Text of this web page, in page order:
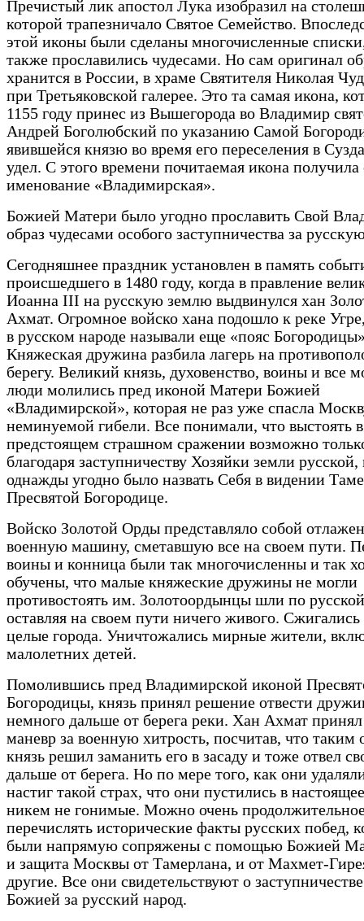
Пречистый лик апостол Лука изобразил на
которой трапезничало Святое Семейство.
этой иконы были сделаны многочисленные
также прославились чудесами. Но сам оригинал
хранится в России, в храме Святителя Николая
при Третьяковской галерее. Это та самая икона,
1155 году принес из Вышегорода во Владимир
Андрей Боголюбский по указанию Самой
явившейся князю во время его переселения в
удел. С этого времени почитаемая икона получила
именование «Владимирская».
Божией Матери было угодно прославить Свой
образ чудесами особого заступничества за
Сегодняшнее праздник установлен в память
происшедшего в 1480 году, когда в правление
Иоанна III на русскую землю выдвинулся хан
Ахмат. Огромное войско хана подошло к реке
в русском народе называли еще «пояс
Княжеская дружина разбила лагерь на
берегу. Великий князь, духовенство, воины и все
люди молились пред иконой Матери Божией
«Владимирской», которая не раз уже спасла
неминуемой гибели. Все понимали, что выстоять в
предстоящем страшном сражении возможно
благодаря заступничеству Хозяйки земли русской,
однажды угодно было назвать Себя в видении
Пресвятой Богородице.
Войско Золотой Орды представляло собой
военную машину, сметавшую все на своем пути.
воины и конница были так многочисленны и так
обучены, что малые княжеские дружины не могли
противостоять им. Золотоордынцы шли по
оставляя на своем пути ничего живого. Сжигались
целые города. Уничтожались мирные жители,
малолетних детей.
Помолившись пред Владимирской иконой
Богородицы, князь принял решение отвести
немного дальше от берега реки. Хан Ахмат принял
маневр за военную хитрость, посчитав, что таким
князь решил заманить его в засаду и тоже отвел
дальше от берега. Но по мере того, как они
настиг такой страх, что они пустились в
никем не гонимые. Можно очень
перечислять исторические факты русских побед,
были напрямую сопряжены с помощью Божией
и защита Москвы от Тамерлана, и от Махмет-
другие. Все они свидетельствуют о
Божией за русский народ.